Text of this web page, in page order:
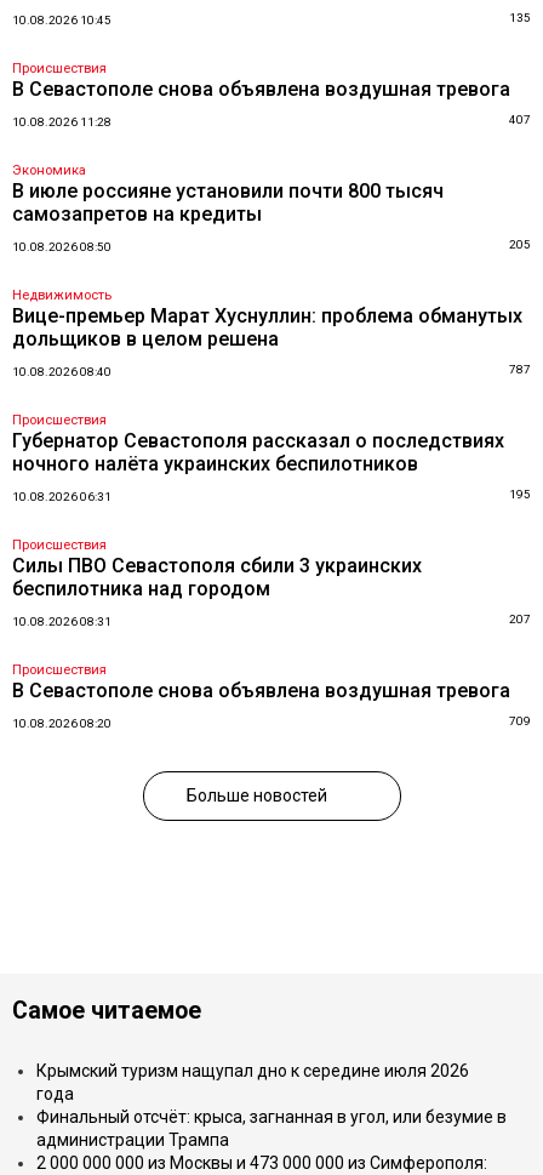
10.08.2026 10:45 135
Происшествия
В Севастополе снова объявлена воздушная тревога
10.08.2026 11:28 407
Экономика
В июле россияне установили почти 800 тысяч
самозапретов на кредиты
10.08.2026 08:50 205
Недвижимость
Вице-премьер Марат Хуснуллин: проблема обманутых
дольщиков в целом решена
10.08.2026 08:40 787
Происшествия
Губернатор Севастополя рассказал о последствиях
ночного налёта украинских беспилотников
10.08.2026 06:31 195
Происшествия
Силы ПВО Севастополя сбили 3 украинских
беспилотника над городом
10.08.2026 08:31 207
Происшествия
В Севастополе снова объявлена воздушная тревога
10.08.2026 08:20 709
Больше новостей
Самое читаемое
Крымский туризм нащупал дно к середине июля 2026
года
Финальный отсчёт: крыса, загнанная в угол, или безумие в
администрации Трампа
2 000 000 000 из Москвы и 473 000 000 из Симферополя: